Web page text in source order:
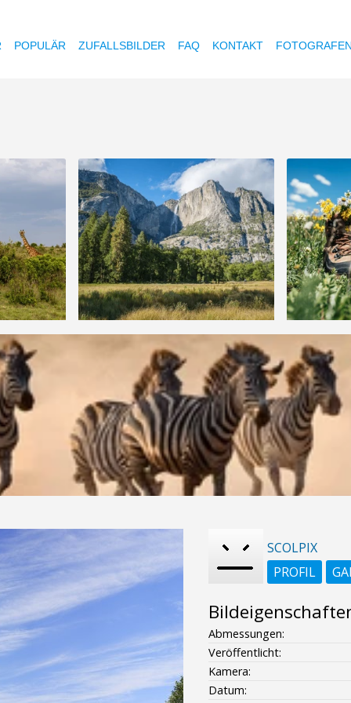
POPULÄR ZUFALLSBILDER FAQ KONTAKT
SCOLPIX
PROFIL
Abmessungen:
Veröffentlicht:
Kamera:
Datum: